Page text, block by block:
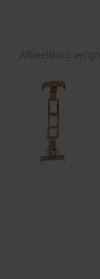
Afbeelding